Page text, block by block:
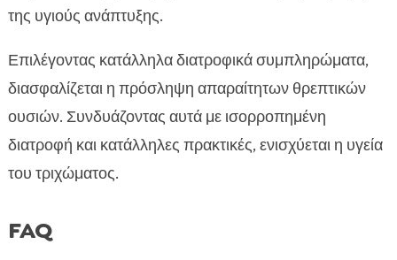
της υγιούς ανάπτυξης.
Επιλέγοντας κατάλληλα διατροφικά συμπληρώματα,
διασφαλίζεται η πρόσληψη απαραίτητων θρεπτικών
ουσιών. Συνδυάζοντας αυτά με ισορροπημένη
διατροφή και κατάλληλες πρακτικές, ενισχύεται η υγεία
του τριχώματος.
FAQ